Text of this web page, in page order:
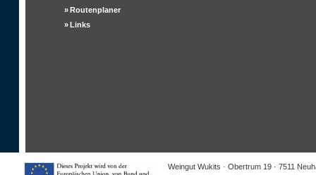
»Routenplaner
»Links
Weingut Wukits · Obertrum 19 · 7511